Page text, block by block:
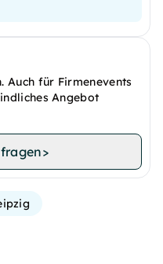
Auch für Firmenevents
Angebot
>